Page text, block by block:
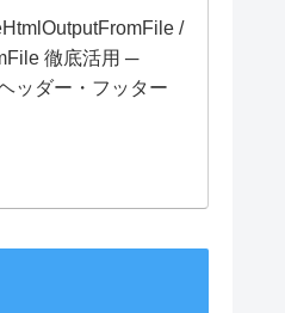
/
徹底活用 ─
ッダー・フッター